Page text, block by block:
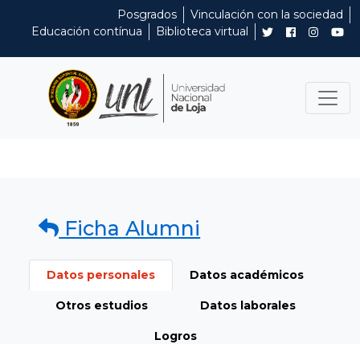
Posgrados
Vinculación con la sociedad
Educación contínua
Biblioteca virtual
Ficha Alumni
Datos personales Datos académicos
Otros estudios Datos laborales
Logros